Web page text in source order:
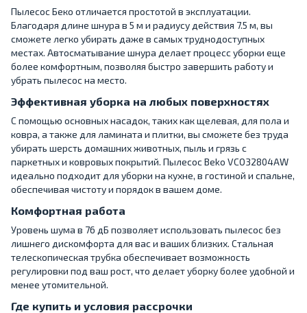
Пылесос Беко отличается простотой в эксплуатации.
Благодаря длине шнура в 5 м и радиусу действия 7.5 м, вы
сможете легко убирать даже в самых труднодоступных
местах. Автосматывание шнура делает процесс уборки еще
более комфортным, позволяя быстро завершить работу и
убрать пылесос на место.
Эффективная уборка на любых поверхностях
С помощью основных насадок, таких как щелевая, для пола и
ковра, а также для ламината и плитки, вы сможете без труда
убирать шерсть домашних животных, пыль и грязь с
паркетных и ковровых покрытий. Пылесос Beko VCO32804AW
идеально подходит для уборки на кухне, в гостиной и спальне,
обеспечивая чистоту и порядок в вашем доме.
Комфортная работа
Уровень шума в 76 дБ позволяет использовать пылесос без
лишнего дискомфорта для вас и ваших близких. Стальная
телескопическая трубка обеспечивает возможность
регулировки под ваш рост, что делает уборку более удобной и
менее утомительной.
Где купить и условия рассрочки